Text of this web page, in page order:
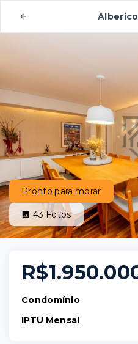
Pronto para morar
43 Fotos
Condomínio
IPTU Mensal